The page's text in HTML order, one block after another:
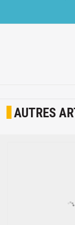
AUTRES